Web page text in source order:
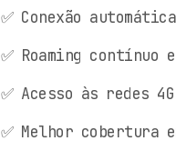
✅ Conexão
✅ Roaming contínuo
✅ Acesso às redes
✅ Melhor cobertura